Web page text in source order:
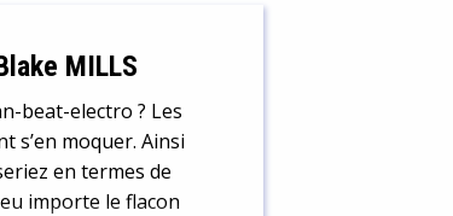
MILLS
beat-electro ? Les
s’en moquer. Ainsi
en termes de
importe le flacon